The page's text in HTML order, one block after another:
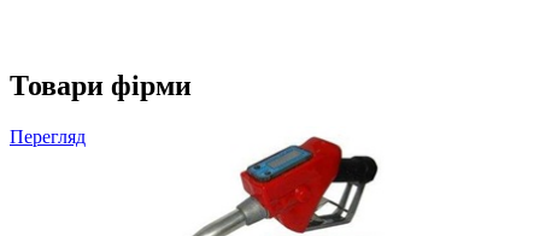
Товари фірми
Перегляд